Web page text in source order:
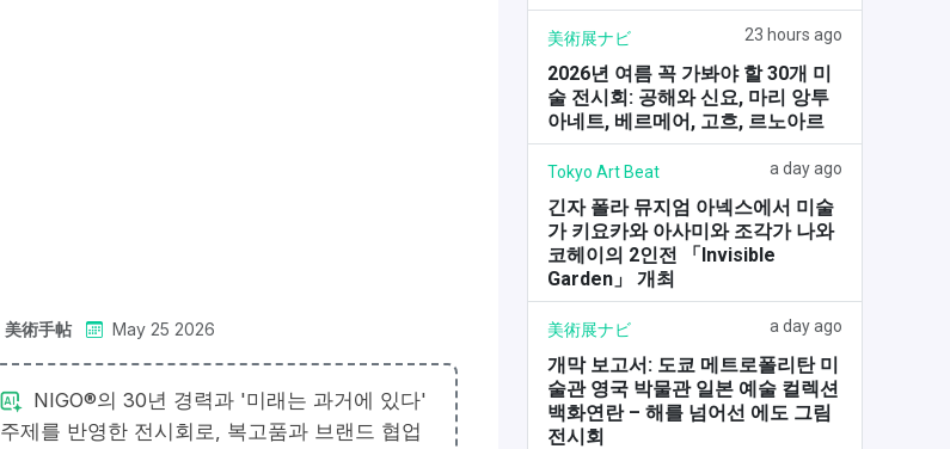
美術手帖 May 25 2026
NIGO®의 30년 경력과 '미래는 과거에 있다'
주제를 반영한 전시회로, 복고품과 브랜드 협업
美術展ナビ 23 hours ago
2026년 여름 꼭 가봐야 할 30개 미
술 전시회: 공해와 신요, 마리 앙투
아네트, 베르메어, 고흐, 르노아르
Tokyo Art Beat a day ago
긴자 폴라 뮤지엄 아넥스에서 미술
가 키요카와 아사미와 조각가 나와
코헤이의 2인전 「Invisible
Garden」 개최
美術展ナビ a day ago
개막 보고서: 도쿄 메트로폴리탄 미
술관 영국 박물관 일본 예술 컬렉션
백화연란 – 해를 넘어선 에도 그림
전시회